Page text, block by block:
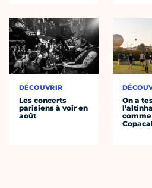
DÉCOUVRIR
Les concerts
parisiens à voir en
août
On a
comme